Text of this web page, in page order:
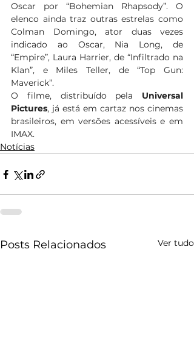
Oscar por “Bohemian Rhapsody”. O
elenco ainda traz outras estrelas como
Colman Domingo, ator duas vezes
indicado ao Oscar, Nia Long, de
“Empire”, Laura Harrier, de “Infiltrado na
Klan”, e Miles Teller, de “Top Gun:
Maverick”.
O filme, distribuído pela Universal
Pictures, já está em cartaz nos cinemas
brasileiros, em versões acessíveis e em
IMAX.
Notícias
Posts Relacionados Ver tudo